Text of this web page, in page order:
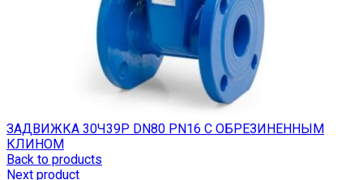
ЗАДВИЖКА 30Ч39Р DN80 PN16 С ОБРЕЗИНЕННЫМ
КЛИНОМ
Back to products
Next product